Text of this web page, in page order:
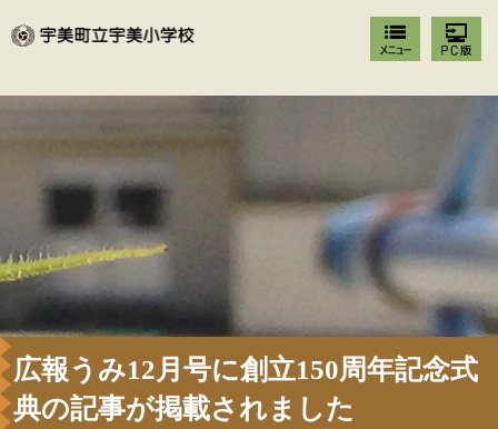
広報うみ12月号に創立150周年記念式
典の記事が掲載されました